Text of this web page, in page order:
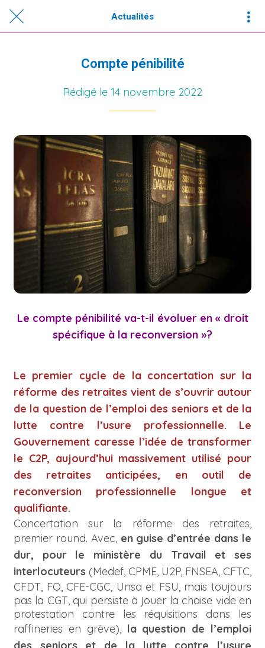
Actualités
Compte pénibilité
Rédigé le 14 novembre 2022
Le compte pénibilité va-t-il évoluer en « droit
spécifique à la reconversion »?
Le premier cycle de la concertation sur la
réforme des retraites vient de s’ouvrir autour
de la question de l’emploi des seniors et de la
lutte contre l’usure professionnelle. Le
Gouvernement caresse l’idée de transformer
le C2P, aujourd’hui massivement utilisé pour
des retraites anticipées, en outil de
reconversion professionnelle longue et
qualifiante.
Concertation sur la réforme des retraites,
premier round. Avec, en guise d’entrée dans le
dur, pour le ministère du Travail et ses
interlocuteurs (Medef, CPME, U2P, FNSEA, CFTC,
CFDT, FO, CFE-CGC, Unsa et FSU, mais toujours
pas la CGT, qui persiste à jouer la chaise vide en
protestation contre les réquisitions dans les
raffineries en grève), la question de l’emploi
des seniors et de la lutte contre l’usure